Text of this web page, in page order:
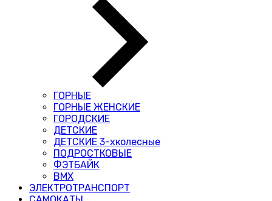
ГОРНЫЕ
ГОРНЫЕ ЖЕНСКИЕ
ГОРОДСКИЕ
ДЕТСКИЕ
ДЕТСКИЕ 3-хколесные
ПОДРОСТКОВЫЕ
ФЭТБАЙК
BMX
ЭЛЕКТРОТРАНСПОРТ